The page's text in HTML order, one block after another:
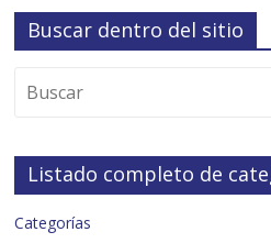
Buscar dentro del sitio
Listado completo de
Categorías